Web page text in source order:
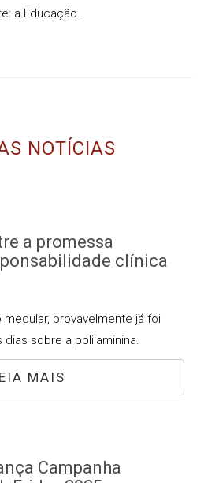
a Educação.
NOTÍCIAS
a promessa
clínica
provavelmente já foi
sobre a polilaminina.
MAIS
Campanha